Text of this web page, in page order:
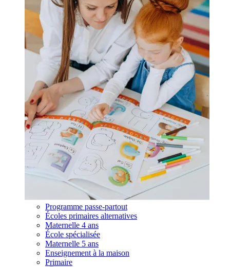
Programme passe-partout
Écoles primaires alternatives
Maternelle 4 ans
École spécialisée
Maternelle 5 ans
Enseignement à la maison
Primaire